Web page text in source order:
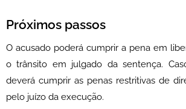
Próximos passos
O acusado poderá cumprir a pena em
o trânsito em julgado da sentença.
deverá cumprir as penas restritivas de
pelo juízo da execução.